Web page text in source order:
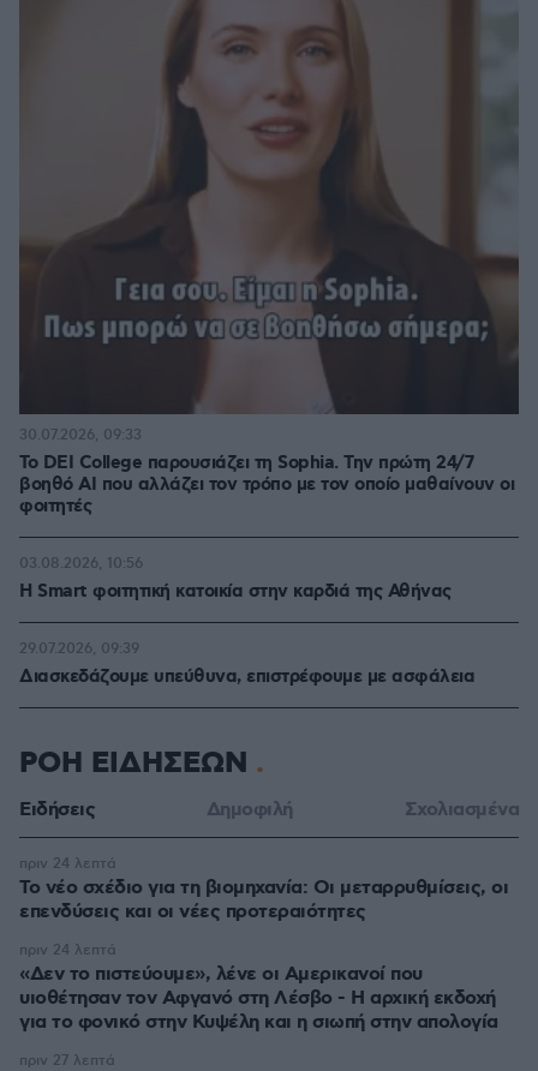
Το DEI College παρουσιάζει τη Sophia. Την πρώτη 24/7
βοηθό AI που αλλάζει τον τρόπο με τον οποίο μαθαίνουν οι
φοιτητές
30.07.2026, 09:33
Η Smart φοιτητική κατοικία στην καρδιά της Αθήνας
03.08.2026, 10:56
Διασκεδάζουμε υπεύθυνα, επιστρέφουμε με ασφάλεια
29.07.2026, 09:39
ΡΟΗ ΕΙΔΗΣΕΩΝ
Ειδήσεις Δημοφιλή Σχολιασμένα
Το νέο σχέδιο για τη βιομηχανία: Οι μεταρρυθμίσεις, οι
επενδύσεις και οι νέες προτεραιότητες
πριν 24 λεπτά
«Δεν το πιστεύουμε», λένε οι Αμερικανοί που
υιοθέτησαν τον Αφγανό στη Λέσβο - Η αρχική εκδοχή
για το φονικό στην Κυψέλη και η σιωπή στην απολογία
πριν 24 λεπτά
πριν 27 λεπτά